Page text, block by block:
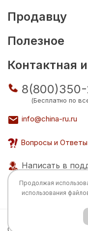
Продавцу
Полезное
Контактная
(Бесплатно по
info@china-ru.ru
Вопросы и Ответы
Написать в
Все права
Продолжая
использования